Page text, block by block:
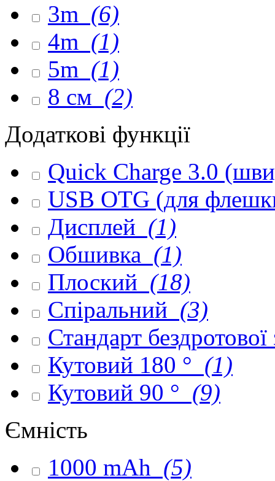
3m (6)
4m (1)
5m (1)
8 см (2)
Додаткові функції
Quick Charge 3.0
USB OTG (для
Дисплей (1)
Обшивка (1)
Плоский (18)
Спіральний (3)
Стандарт
Кутовий 180 ° (1)
Кутовий 90 ° (9)
Ємність
1000 mAh (5)